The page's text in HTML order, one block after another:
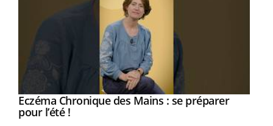
Youtube
Eczéma Chronique des Mains : se préparer
pour l’été !Youtube